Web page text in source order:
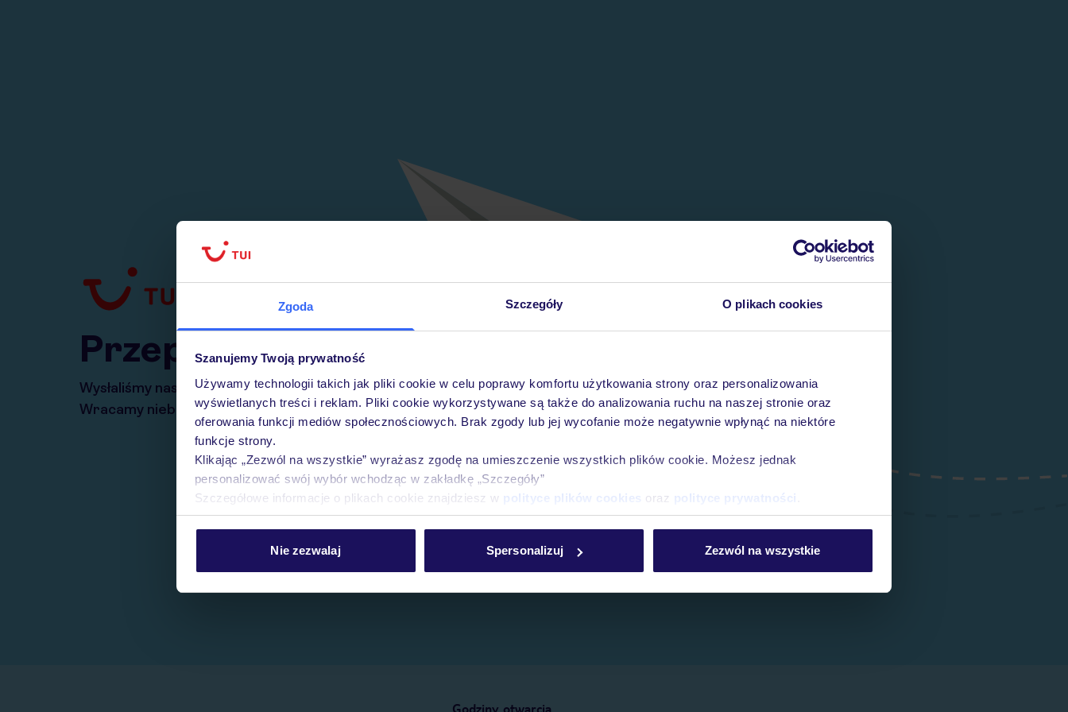
Zgoda Szczegóły O plikach cookies
Szanujemy Twoją prywatność
Używamy technologii takich jak pliki cookie w celu poprawy komfortu użytkowania strony oraz personalizowania
wyświetlanych treści i reklam. Pliki cookie wykorzystywane są także do analizowania ruchu na naszej stronie oraz
oferowania funkcji mediów społecznościowych. Brak zgody lub jej wycofanie może negatywnie wpłynąć na niektóre
funkcje strony.
Klikając „Zezwól na wszystkie” wyrażasz zgodę na umieszczenie wszystkich plików cookie. Możesz jednak
personalizować swój wybór wchodząc w zakładkę „Szczegóły”
Szczegółowe informacje o plikach cookie znajdziesz w polityce plików cookies oraz polityce prywatności
Nie zezwalaj Spersonalizuj Zezwól na wszystkie
Przepraszamy
Wysłaliśmy nasz serwis na krótkie wakacje.
Wracamy niebawem!
Godziny otwarcia